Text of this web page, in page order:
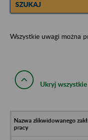
SZUKAJ
Wszystkie uwagi można
Ukryj